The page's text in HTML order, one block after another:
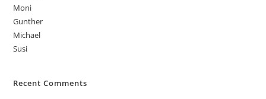
Moni
Gunther
Michael
Susi
Recent Comments